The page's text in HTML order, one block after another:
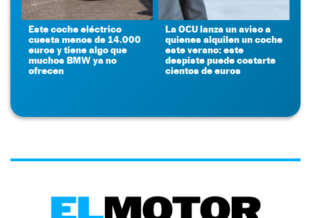
Este coche eléctrico
cuesta menos de 14.000
euros y tiene algo que
muchos BMW ya no
ofrecen
La OCU lanza un aviso a
quienes alquilen un coche
este verano: este
despiste puede costarte
cientos de euros